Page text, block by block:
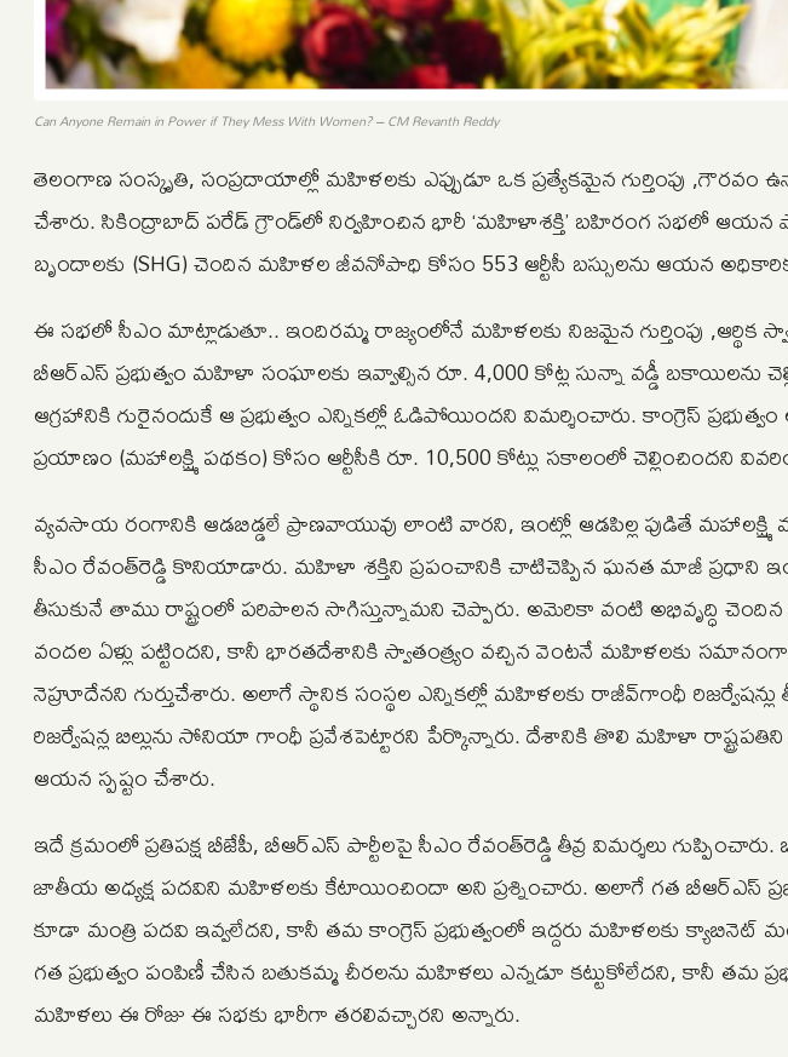
Can Anyone Remain in Power if They Mess With Women? – CM Revanth Reddy
తెలంగాణ సంస్కృతి, సంప్రదాయాల్లో మహిళలకు ఎప్పుడూ ఒక ప్రత్యేకమైన గుర్తింపు ,గౌరవం
చేశారు. సికింద్రాబాద్‌ పరేడ్‌ గ్రౌండ్‌లో నిర్వహించిన భారీ ‘మహిళాశక్తి’ బహిరంగ సభలో
బృందాలకు (SHG) చెందిన మహిళల జీవనోపాధి కోసం 553 ఆర్టీసీ బస్సులను ఆయన
ఈ సభలో సీఎం మాట్లాడుతూ.. ఇందిరమ్మ రాజ్యంలోనే మహిళలకు నిజమైన గుర్తింపు ,ఆర్థిక
బీఆర్‌ఎస్ ప్రభుత్వం మహిళా సంఘాలకు ఇవ్వాల్సిన రూ. 4,000 కోట్ల సున్నా వడ్డీ బకాయిలను
ఆగ్రహానికి గురైనందుకే ఆ ప్రభుత్వం ఎన్నికల్లో ఓడిపోయిందని విమర్శించారు. కాంగ్రెస్
ప్రయాణం (మహాలక్ష్మి పథకం) కోసం ఆర్టీసీకి రూ. 10,500 కోట్లు సకాలంలో చెల్లించిందని
వ్యవసాయ రంగానికి ఆడబిడ్డలే ప్రాణవాయువు లాంటి వారని, ఇంట్లో ఆడపిల్ల పుడితే
సీఎం రేవంత్‌రెడ్డి కొనియాడారు. మహిళా శక్తిని ప్రపంచానికి చాటిచెప్పిన ఘనత మాజీ ప్రధాని
తీసుకునే తాము రాష్ట్రంలో పరిపాలన సాగిస్తున్నామని చెప్పారు. అమెరికా వంటి అభివృద్ధి
వందల ఏళ్లు పట్టిందని, కానీ భారతదేశానికి స్వాతంత్ర్యం వచ్చిన వెంటనే మహిళలకు
నెహ్రూదేనని గుర్తుచేశారు. అలాగే స్థానిక సంస్థల ఎన్నికల్లో మహిళలకు రాజీవ్‌గాంధీ
రిజర్వేషన్ల బిల్లును సోనియా గాంధీ ప్రవేశపెట్టారని పేర్కొన్నారు. దేశానికి తొలి మహిళా
ఆయన స్పష్టం చేశారు.
ఇదే క్రమంలో ప్రతిపక్ష బీజేపీ, బీఆర్‌ఎస్ పార్టీలపై సీఎం రేవంత్‌రెడ్డి తీవ్ర విమర్శలు
జాతీయ అధ్యక్ష పదవిని మహిళలకు కేటాయించిందా అని ప్రశ్నించారు. అలాగే గత బీఆర్‌ఎస్
కూడా మంత్రి పదవి ఇవ్వలేదని, కానీ తమ కాంగ్రెస్ ప్రభుత్వంలో ఇద్దరు మహిళలకు క్యాబినెట్
గత ప్రభుత్వం పంపిణీ చేసిన బతుకమ్మ చీరలను మహిళలు ఎన్నడూ కట్టుకోలేదని, కానీ తమ
మహిళలు ఈ రోజు ఈ సభకు భారీగా తరలివచ్చారని అన్నారు.